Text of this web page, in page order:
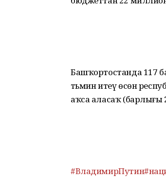
Башҡортостанда 117
тәьмин итеү өсөн
аҡса аласаҡ
#ВладимирПутин